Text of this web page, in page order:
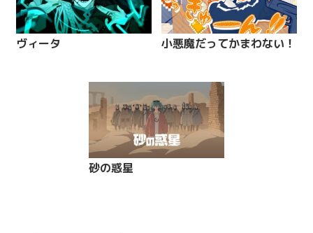
ヴィータ 小悪魔だってかまわない！
砂の惑星